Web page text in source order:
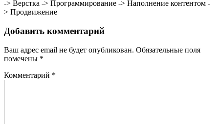
-> Верстка -> Программирование -> Наполнение контентом -
> Продвижение
Добавить комментарий
Ваш адрес email не будет опубликован. Обязательные поля
помечены *
Комментарий *